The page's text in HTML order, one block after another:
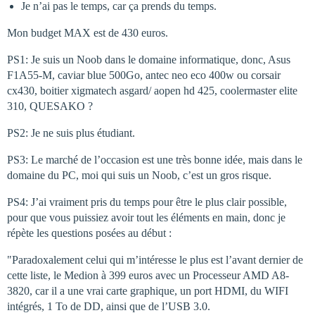
Je n’ai pas le temps, car ça prends du temps.
Mon budget MAX est de 430 euros.
PS1: Je suis un Noob dans le domaine informatique, donc, Asus
F1A55-M, caviar blue 500Go, antec neo eco 400w ou corsair
cx430, boitier xigmatech asgard/ aopen hd 425, coolermaster elite
310, QUESAKO ?
PS2: Je ne suis plus étudiant.
PS3: Le marché de l’occasion est une très bonne idée, mais dans le
domaine du PC, moi qui suis un Noob, c’est un gros risque.
PS4: J’ai vraiment pris du temps pour être le plus clair possible,
pour que vous puissiez avoir tout les éléments en main, donc je
répète les questions posées au début :
"Paradoxalement celui qui m’intéresse le plus est l’avant dernier de
cette liste, le Medion à 399 euros avec un Processeur AMD A8-
3820, car il a une vrai carte graphique, un port HDMI, du WIFI
intégrés, 1 To de DD, ainsi que de l’USB 3.0.